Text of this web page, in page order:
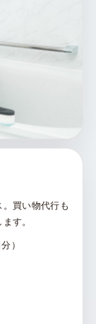
買い物代行も
す。
）